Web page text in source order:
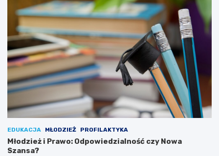
EDUKACJA MŁODZIEŻ PROFILAKTYKA
Młodzież i Prawo: Odpowiedzialność czy Nowa
Szansa?